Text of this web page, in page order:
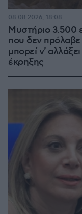
Μυστήριο 3.500
που δεν πρόλαβε
μπορεί ν'
έκρηξης
08.08.2026, 18:08